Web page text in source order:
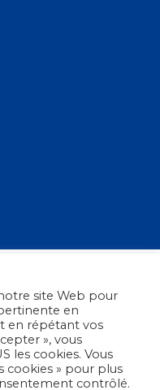
rue Brunel - 75017 Paris
45 45
site Web pour
en
en répétant vos
», vous
les cookies. Vous
cookies » pour plus
contrôlé.